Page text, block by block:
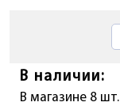
В наличии:
В магазине 8 шт.